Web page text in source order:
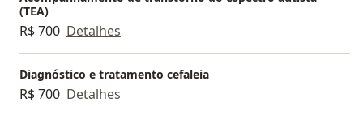
(TEA)
R$ 700 Detalhes
Diagnóstico e tratamento cefaleia
R$ 700 Detalhes